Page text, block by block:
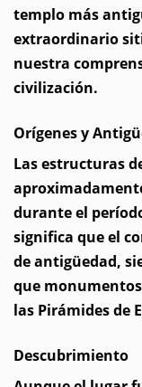
templo más
extraordinario
nuestra
civilización.
Orígenes y
Las estructuras
durante el
significa que el
de antigüedad,
que
las Pirámides de
Descubrimiento